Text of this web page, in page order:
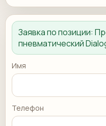
Заявка по позиции:
пневматический
Имя
Телефон